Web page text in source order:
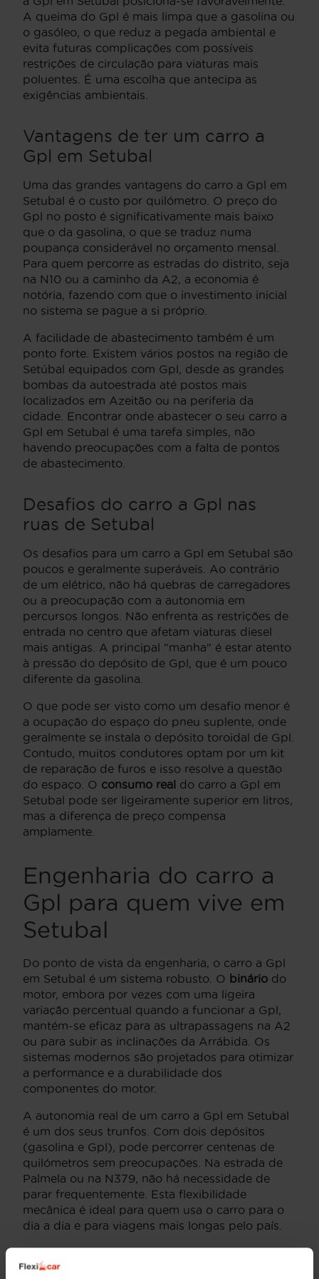
A queima do Gpl é mais limpa que a gasolina ou
o gasóleo, o que reduz a pegada ambiental e
evita futuras complicações com possíveis
restrições de circulação para viaturas mais
poluentes. É uma escolha que antecipa as
exigências ambientais.
Vantagens de ter um carro a
Gpl em Setubal
Uma das grandes vantagens do carro a Gpl em
Setubal é o custo por quilómetro. O preço do
Gpl no posto é significativamente mais baixo
que o da gasolina, o que se traduz numa
poupança considerável no orçamento mensal.
Para quem percorre as estradas do distrito, seja
na N10 ou a caminho da A2, a economia é
notória, fazendo com que o investimento inicial
no sistema se pague a si próprio.
A facilidade de abastecimento também é um
ponto forte. Existem vários postos na região de
Setúbal equipados com Gpl, desde as grandes
bombas da autoestrada até postos mais
localizados em Azeitão ou na periferia da
cidade. Encontrar onde abastecer o seu carro a
Gpl em Setubal é uma tarefa simples, não
havendo preocupações com a falta de pontos
de abastecimento.
Desafios do carro a Gpl nas
ruas de Setubal
Os desafios para um carro a Gpl em Setubal são
poucos e geralmente superáveis. Ao contrário
de um elétrico, não há quebras de carregadores
ou a preocupação com a autonomia em
percursos longos. Não enfrenta as restrições de
entrada no centro que afetam viaturas diesel
mais antigas. A principal "manha" é estar atento
à pressão do depósito de Gpl, que é um pouco
diferente da gasolina.
O que pode ser visto como um desafio menor é
a ocupação do espaço do pneu suplente, onde
geralmente se instala o depósito toroidal de Gpl.
Contudo, muitos condutores optam por um kit
de reparação de furos e isso resolve a questão
do espaço. O consumo real do carro a Gpl em
Setubal pode ser ligeiramente superior em litros,
mas a diferença de preço compensa
amplamente.
Engenharia do carro a
Gpl para quem vive em
Setubal
Do ponto de vista da engenharia, o carro a Gpl
em Setubal é um sistema robusto. O binário do
motor, embora por vezes com uma ligeira
variação percentual quando a funcionar a Gpl,
mantém-se eficaz para as ultrapassagens na A2
ou para subir as inclinações da Arrábida. Os
sistemas modernos são projetados para otimizar
a performance e a durabilidade dos
componentes do motor.
A autonomia real de um carro a Gpl em Setubal
é um dos seus trunfos. Com dois depósitos
(gasolina e Gpl), pode percorrer centenas de
quilómetros sem preocupações. Na estrada de
Palmela ou na N379, não há necessidade de
parar frequentemente. Esta flexibilidade
mecânica é ideal para quem usa o carro para o
dia a dia e para viagens mais longas pelo país.
Modelos de carro a Gpl